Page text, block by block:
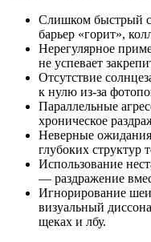
Слишком быстрый
барьер «горит»,
Нерегулярное
не успевает
Отсутствие
к нулю из‑за
Параллельные
хроническое
Неверные
глубоких структур
Использование
— раздражение
Игнорирование
визуальный
щеках и лбу.